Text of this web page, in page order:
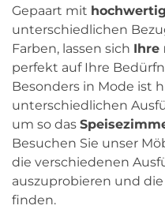
Gepaart mit
unterschiedlichen
Farben, lassen sich Ihre
perfekt auf Ihre
Besonders in Mode ist
unterschiedlichen
um so das
Besuchen Sie unser
die verschiedenen
auszuprobieren und
finden.